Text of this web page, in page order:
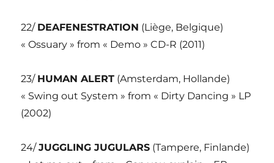
22/ DEAFENESTRATION (Liège, Belgique)
« Ossuary » from « Demo » CD-R (2011)
23/ HUMAN ALERT (Amsterdam, Hollande)
« Swing out System » from « Dirty Dancing » LP
(2002)
24/JUGGLING JUGULARS (Tampere, Finlande)